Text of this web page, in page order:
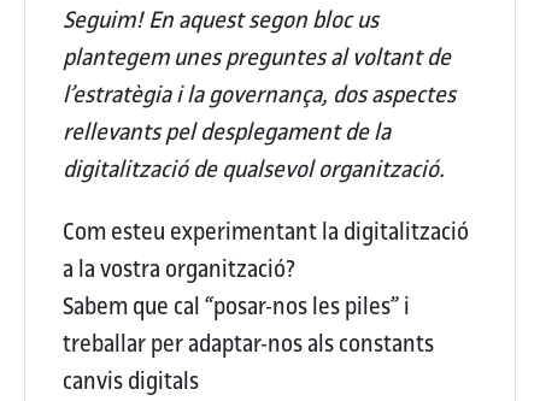
Seguim! En aquest segon bloc us
plantegem unes preguntes al voltant de
l’estratègia i la governança, dos aspectes
rellevants pel desplegament de la
digitalització de qualsevol organització.
Com esteu experimentant la digitalització
a la vostra organització?
Sabem que cal “posar-nos les piles” i
treballar per adaptar-nos als constants
canvis digitals